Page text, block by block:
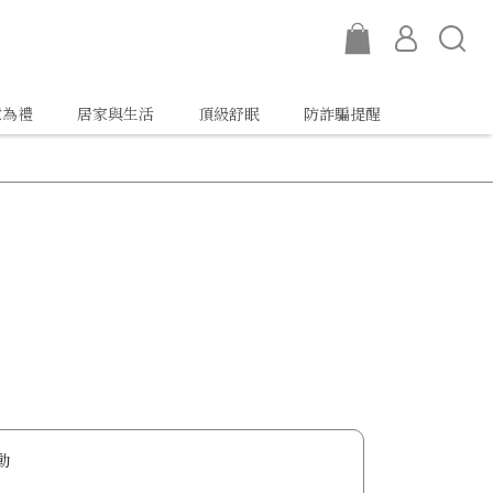
禮 居家與生活 頂級舒眠 防詐騙提醒